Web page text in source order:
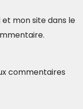
mon site dans le
commentaires